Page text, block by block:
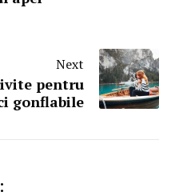
Next
pentru
gonflabile